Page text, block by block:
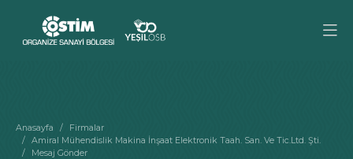
Anasayfa
Firmalar
Amiral Mühendislik Makina İnşaat Elektronik Taah. San. Ve Tic.Ltd. Şti.
Mesaj Gönder